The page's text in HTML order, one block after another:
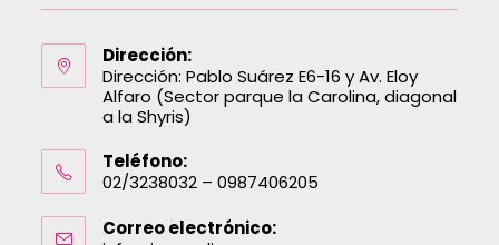
Dirección:
Dirección: Pablo Suárez E6-16 y Av. Eloy
Alfaro (Sector parque la Carolina, diagonal
a la Shyris)
Teléfono:
02/3238032 – 0987406205
Correo electrónico: